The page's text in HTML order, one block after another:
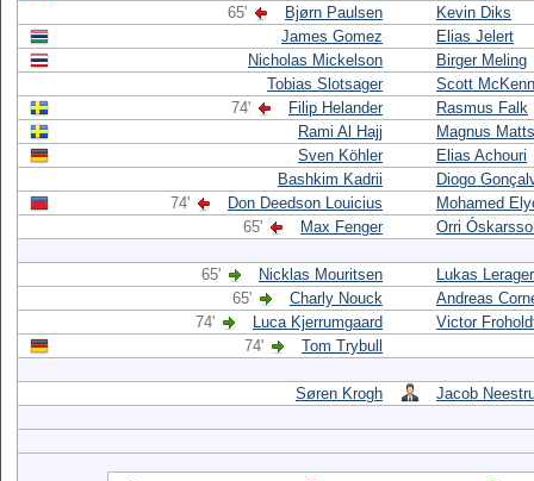
65'
Bjørn Paulsen
Kevin Diks
James Gomez
Elias Jelert
Nicholas Mickelson
Birger Meling
Tobias Slotsager
Scott
74'
Filip Helander
Rasmus Falk
Rami Al Hajj
Magnus
Sven Köhler
Elias Achouri
Bashkim Kadrii
Diogo
74'
Don Deedson Louicius
Mohamed
65'
Max Fenger Orri
65' Nicklas Mouritsen
Lukas Lerager
65'
Charly Nouck
Andreas
74'
Luca Kjerrumgaard
Victor
74'
Tom Trybull
Søren Krogh Jacob